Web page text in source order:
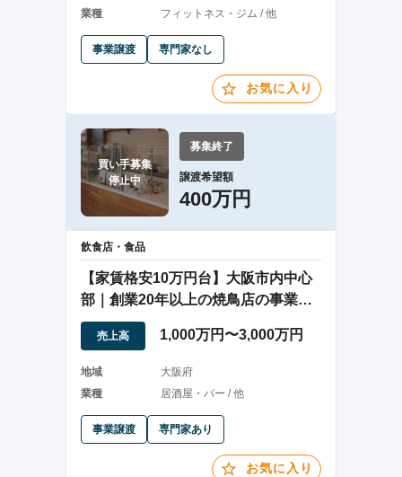
業種
フィットネス・ジム / 他
事業譲渡 専門家なし
お気に入り
買い手募集
停止中
募集終了
譲渡希望額
400万円
飲食店・食品
【家賃格安10万円台】大阪市内中心
部｜創業20年以上の焼鳥店の事業譲
渡
売上高 1,000万円〜3,000万円
地域
大阪府
業種
居酒屋・バー / 他
事業譲渡 専門家あり
お気に入り